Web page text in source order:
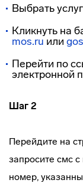
Выбрать
Кликнуть на
mos.ru или
Перейти по
электронной
Шаг 2
Перейдите на
запросите смс
номер,